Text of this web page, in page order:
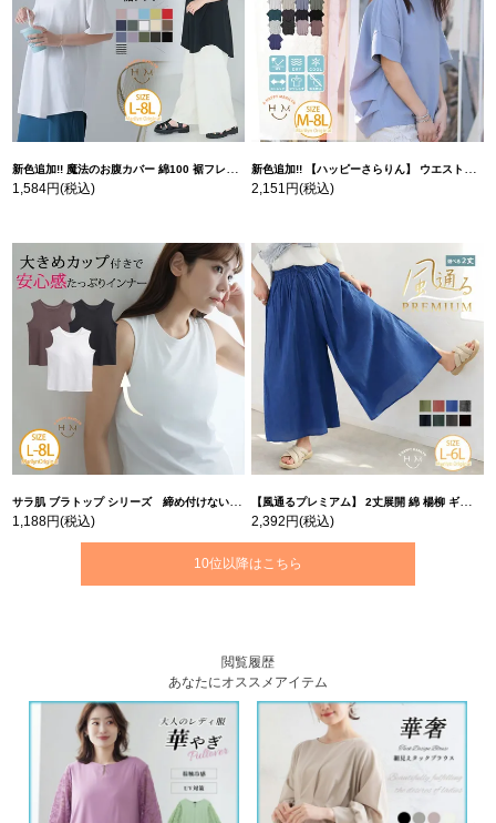
新色追加!! 魔法のお腹カバー 綿100 裾フレア Tシャツ | 大きいサイズの通販ならハッピーマリリン
1,584円(税込)
新色追加!! 【ハッピーさらりん】 ウエストタック入り スッキリ魅せ コクーントップス | 大きいサイズの通販ならハッピーマリリン
2,151円(税込)
サラ肌 ブラトップ シリーズ 締め付けない リブ タンクトップ | 大きいサイズの通販ならハッピーマリリン
1,188円(税込)
【風通るプレミアム】 2丈展開 綿 楊柳 ギャザー フレア スカンツ 【ウェストゴム】 | 大きいサイズの通販ならハッピーマリリン
2,392円(税込)
10位以降はこちら
閲覧履歴
あなたにオススメアイテム